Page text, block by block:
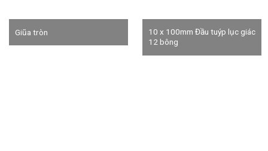
Giũa tròn
10 x 100mm Đầu tuýp lục giác
12 bông